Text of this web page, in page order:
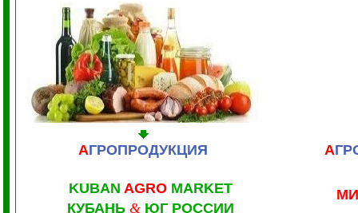
АГРОПРОДУКЦИЯ А
KUBAN AGROMARKET
КУБАНЬ & ЮГ РОССИИ